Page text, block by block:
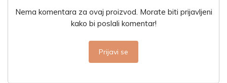
Nema komentara za ovaj proizvod. Morate biti prijavljeni
kako bi poslali komentar!
Prijavi se